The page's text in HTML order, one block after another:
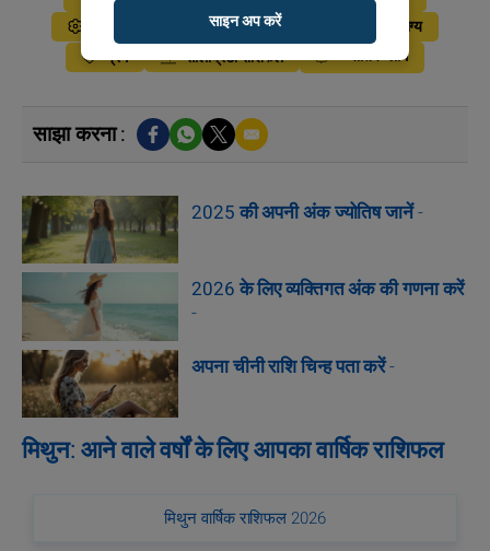
वार्षिक राशिफल
भाग्य
प्रेम
सेलिब्रिटी राशिफल ज्योतिष ब्लॉग
साझा करना :
2025 की अपनी अंक ज्योतिष जानें-
2026 के लिए व्यक्तिगत अंक की गणना करें
-
अपना चीनी राशि चिन्ह पता करें-
मिथुन: आने वाले वर्षों के लिए आपका वार्षिक राशिफल
मिथुन वार्षिक राशिफल 2026
साइन अप करें